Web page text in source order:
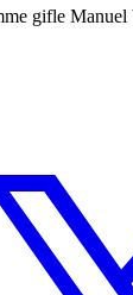
gifle Manuel